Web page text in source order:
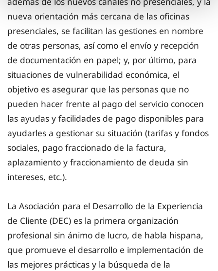
nueva orientación más cercana de las oficinas
presenciales, se facilitan las gestiones en nombre
de otras personas, así como el envío y recepción
de documentación en papel; y, por último, para
situaciones de vulnerabilidad económica, el
objetivo es asegurar que las personas que no
pueden hacer frente al pago del servicio conocen
las ayudas y facilidades de pago disponibles para
ayudarles a gestionar su situación (tarifas y fondos
sociales, pago fraccionado de la factura,
aplazamiento y fraccionamiento de deuda sin
intereses, etc.).
La Asociación para el Desarrollo de la Experiencia
de Cliente (DEC) es la primera organización
profesional sin ánimo de lucro, de habla hispana,
que promueve el desarrollo e implementación de
las mejores prácticas y la búsqueda de la